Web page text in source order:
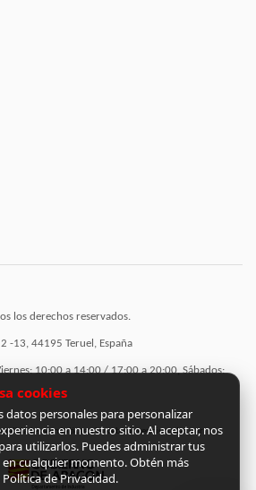
los derechos reservados.
-13, 44195 Teruel, España
10:00 a 14:00 / 17:00 a 20:00, Sábados:
semánticas a la web subvencionadas por:
cookies
datos personales para personalizar
en nuestro sitio. Al aceptar, nos
utilizarlos. Puedes administrar tus
en cualquier momento. Obtén más
de Privacidad.